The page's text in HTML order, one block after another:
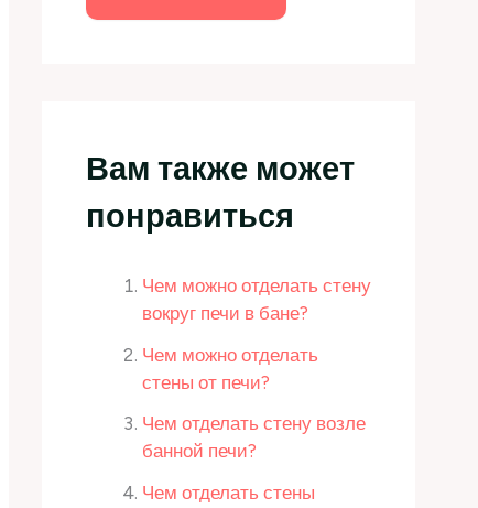
Вам также может
понравиться
Чем можно отделать стену
вокруг печи в бане?
Чем можно отделать
стены от печи?
Чем отделать стену возле
банной печи?
Чем отделать стены